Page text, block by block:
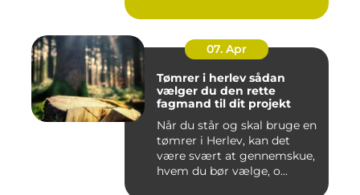
07. Apr
Tømrer i herlev sådan
vælger du den rette
fagmand til dit projekt
Når du står og skal bruge en
tømrer i Herlev, kan det
være svært at gennemskue,
hvem du bør vælge, o...